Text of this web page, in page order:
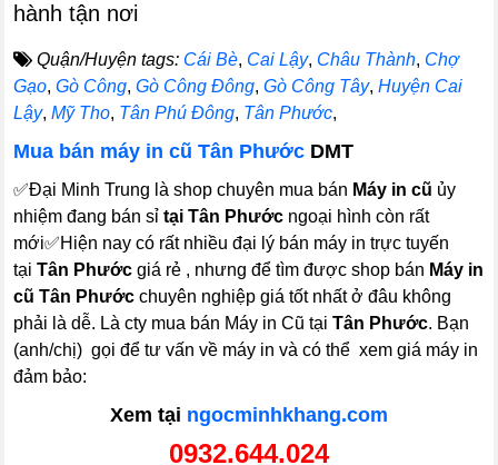
hành tận nơi
Quận/Huyện tags: Cái Bè, Cai Lậy, Châu Thành, Chợ
Gạo,Gò Công,Gò Công Đông,Gò Công Tây,Huyện Cai
Lậy,Mỹ Tho, Tân Phú Đông, Tân Phước,
Mua bán máy in cũ Tân Phước DMT
✅Đại Minh Trung là shop chuyên mua bán Máy in cũ ủy
nhiệm đang bán sỉ tại Tân Phước ngoại hình còn rất
mới✅Hiện nay có rất nhiều đại lý bán máy in trực tuyến
tạiTân Phước giá rẻ , nhưng để tìm được shop bán Máy in
cũ Tân Phước chuyên nghiệp giá tốt nhất ở đâu không
phải là dễ. Là cty mua bán Máy in Cũ tạiTân Phước. Bạn
(anh/chị) gọi để tư vấn về máy in và có thể xem giá máy in
đảm bảo:
Xem tại ngocminhkhang.com
0932.644.024